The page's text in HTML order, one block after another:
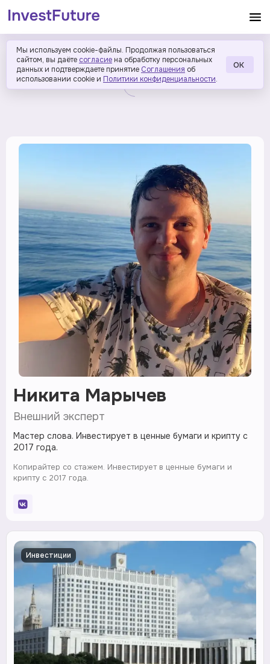
Мы используем cookie-файлы. Продолжая пользоваться
сайтом, вы даёте согласие на обработку персональных
данных и подтверждаете принятие Соглашения об
использовании cookie и Политики конфиденциальности.
ОК
Никита Марычев
Внешний эксперт
Мастер слова. Инвестирует в ценные бумаги и крипту с
2017 года.
Копирайтер со стажем. Инвестирует в ценные бумаги и
крипту с 2017 года.
Инвестиции